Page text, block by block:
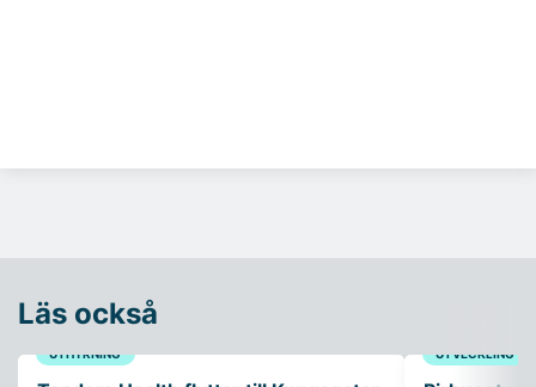
Läs också
UTHYRNING UTVECKLING